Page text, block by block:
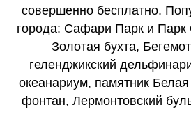
совершенно бесплатно.
города: Сафари Парк и Парк
Золотая бухта,
геленджикский
океанариум, памятник
фонтан, Лермонтовский